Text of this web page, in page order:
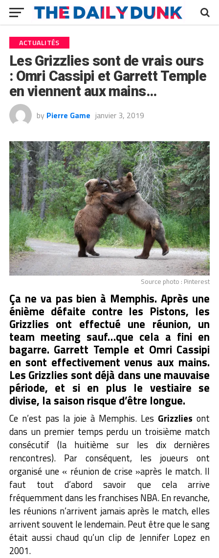
ACTUALITÉS
Les Grizzlies sont de vrais ours
: Omri Cassipi et Garrett Temple
en viennent aux mains…
by Pierre Game janvier 3, 2019
Source photo : Pinterest
Ça ne va pas bien à Memphis. Après une
énième défaite contre les Pistons, les
Grizzlies ont effectué une réunion, un
team meeting sauf…que cela a fini en
bagarre. Garrett Temple et Omri Cassipi
en sont effectivement venus aux mains.
Les Grizzlies sont déjà dans une mauvaise
période, et si en plus le vestiaire se
divise, la saison risque d’être longue.
Ce n’est pas la joie à Memphis. Les Grizzlies ont
dans un premier temps perdu un troisième match
consécutif (la huitième sur les dix dernières
rencontres). Par conséquent, les joueurs ont
organisé une « réunion de crise »après le match. Il
faut tout d’abord savoir que cela arrive
fréquemment dans les franchises NBA. En revanche,
les réunions n’arrivent jamais après le match, elles
arrivent souvent le lendemain. Peut être que le sang
était aussi chaud qu’un clip de Jennifer Lopez en
2001.